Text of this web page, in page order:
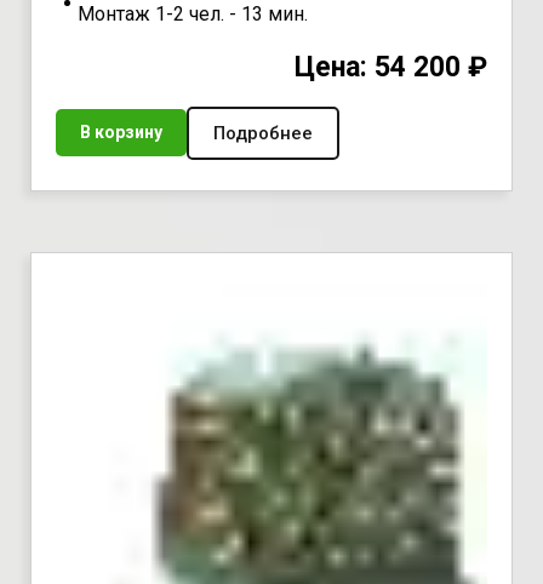
Монтаж 1-2 чел. - 13 мин.
Цена: 54 200 ₽
В корзину Подробнее